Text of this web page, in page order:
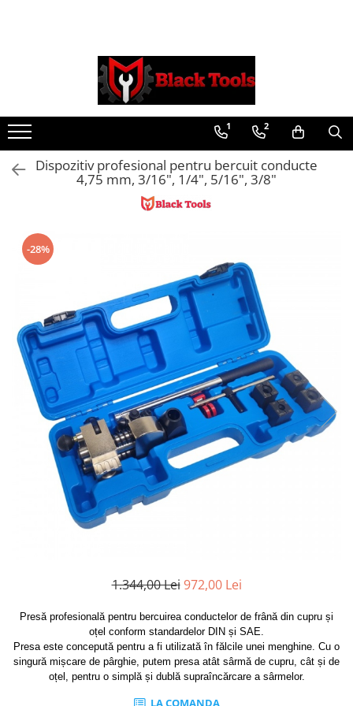
Scule Service Auto
Chei Si Truse De Chei
Chei combinate
Chei Combinate Cu Clichet
Chei Cotite
Clesti autoblocanti
Clesti pentru sertizat
Clesti reglabili pentru tevi
Clesti service auto
Clesti universali
Clima/Aer conditionat
Cricuri cutie viteze
Dispozitive de sablat & accesorii
Dispozitive spalat piese
Dulapuri Bancuri Carucioare
Bancuri de lucru
Carucioare pentru marfa
Cutii pentru scule
Aparate taiere cu plasma
Autogen
Invertoare Sudura
1 2
Dispozitiv profesional pentru bercuit conducte
4,75 mm, 3/16", 1/4", 5/16", 3/8"
-28%
1.344,00 Lei 972,00 Lei
Presă profesională pentru bercuirea conductelor de frână din cupru și
oțel conform standardelor DIN și SAE.
Presa este concepută pentru a fi utilizată în fălcile unei menghine. Cu o
singură mișcare de pârghie, putem presa atât sârmă de cupru, cât și de
oțel, pentru o simplă și dublă supraîncărcare a sârmelor.
LA COMANDA